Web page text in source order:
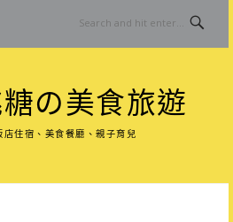
の美食旅遊
店住宿、美食餐廳、親子育兒